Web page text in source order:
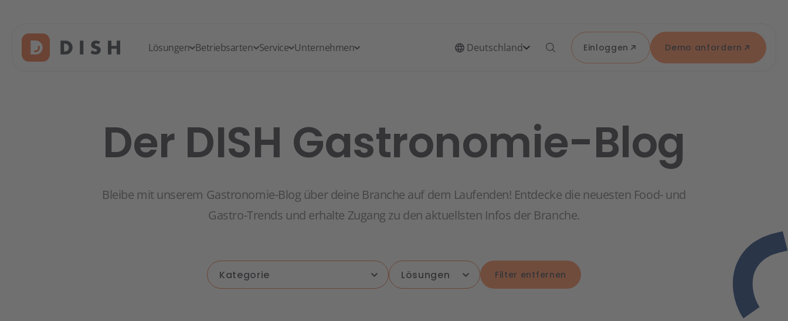
Lösungen Betriebsarten Service Unternehmen Deutschland Demo anfordern
Einloggen
Der DISH Gastronomie-Blog
Bleibe mit unserem Gastronomie-Blog über deine Branche auf dem Laufenden! Entdecke die neuesten Food- und
Gastro-Trends und erhalte Zugang zu den aktuellsten Infos der Branche.
Filter entfernen